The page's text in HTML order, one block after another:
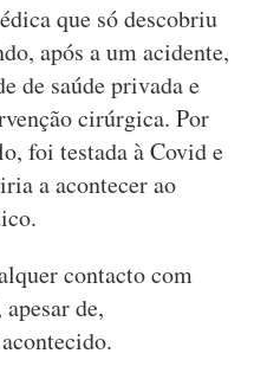
que só descobriu
após a um acidente,
de saúde privada e
cirúrgica. Por
foi testada à Covid e
a acontecer ao
contacto com
de,